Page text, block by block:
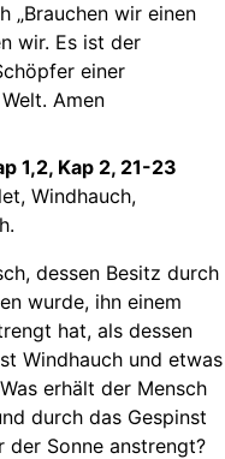
„Brauchen wir einen
wir. Es ist der
einer
Amen
1,2, Kap 2, 21-23
Windhauch,
dessen Besitz durch
wurde, ihn einem
hat, als dessen
Windhauch und etwas
erhält der Mensch
durch das Gespinst
der Sonne anstrengt?